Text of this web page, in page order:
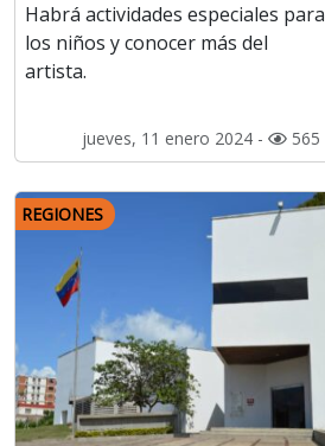
Habrá actividades especiales para
los niños y conocer más del
artista.
jueves, 11 enero 2024 - 565
REGIONES